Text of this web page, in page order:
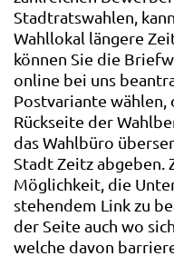
Stadtratswahlen,
Wahllokal längere
können Sie die
online bei uns
Postvariante wählen,
Rückseite der
das Wahlbüro
Stadt Zeitz abgeben.
Möglichkeit, die
stehendem Link zu
der Seite auch wo
welche davon